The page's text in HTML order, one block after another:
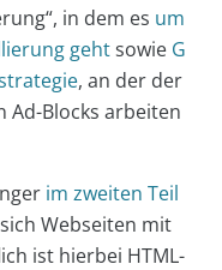
in dem es um
gehtsowie G
, an der der
Ad-Blocks arbeiten
im zweiten Teil
Webseiten mit
ist hierbei HTML-